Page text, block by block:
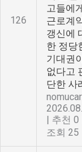
126
고들에
근로계
갱신에
한 정당
기대권
없다고
단한 사
| 추천 0
조회 25